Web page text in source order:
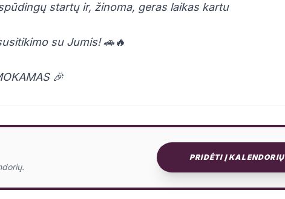
startų ir, žinoma, geras laikas kartu
su Jumis! 🚗🔥
🎉
PRIDĖTI Į KALENDORIŲ